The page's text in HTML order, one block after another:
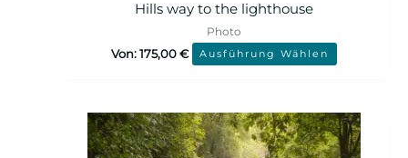
Hills way to the lighthouse
Photo
Von:175,00€ Ausführung Wählen